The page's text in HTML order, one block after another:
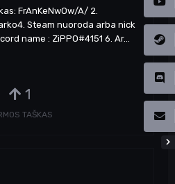
FrAnKeNwOw/A/ 2.
Steam nuoroda arba nick
name : ZiPPO#4151 6. Ar...
1
TAŠKAS